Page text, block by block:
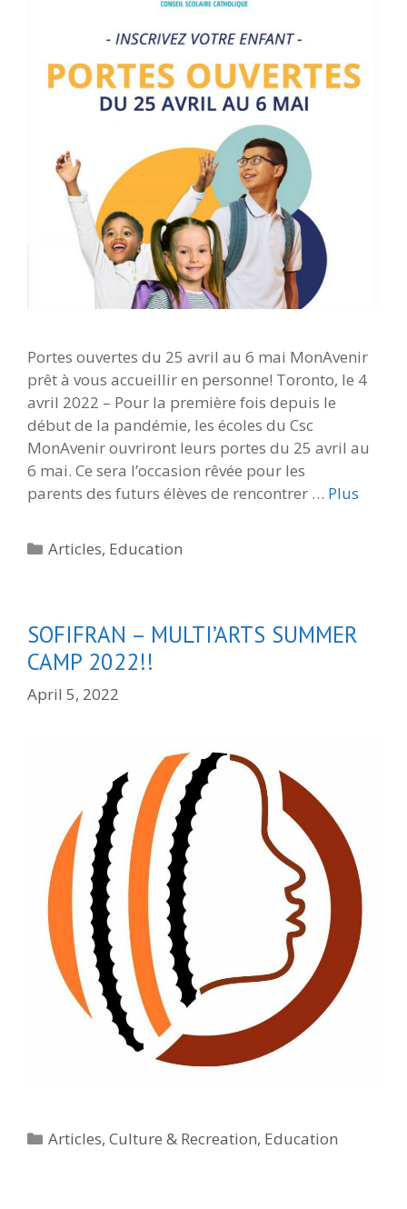
Portes ouvertes du 25 avril au 6 mai MonAvenir
prêt à vous accueillir en personne! Toronto, le 4
avril 2022 – Pour la première fois depuis le
début de la pandémie, les écoles du Csc
MonAvenir ouvriront leurs portes du 25 avril au
6 mai. Ce sera l’occasion rêvée pour les
parents des futurs élèves de rencontrer … Plus
Categories
Articles, Education
SOFIFRAN – MULTI’ARTS SUMMER
CAMP 2022!!
April 5, 2022
Categories
Articles,Culture & Recreation, Education